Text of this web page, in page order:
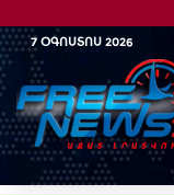
7 ՕԳՈՍՏՈՍ 2026